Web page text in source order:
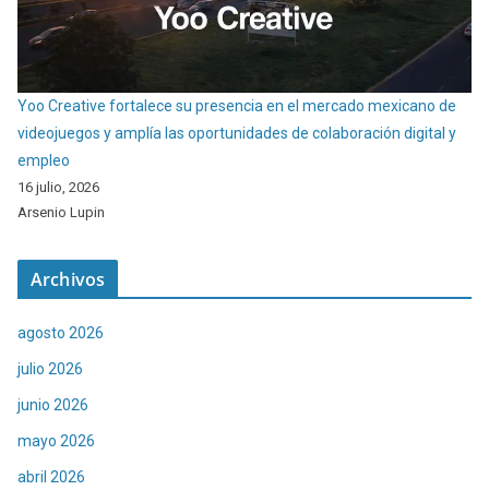
Yoo Creative fortalece su presencia en el mercado mexicano de
videojuegos y amplía las oportunidades de colaboración digital y
empleo
16 julio, 2026
Arsenio Lupin
Archivos
agosto 2026
julio 2026
junio 2026
mayo 2026
abril 2026